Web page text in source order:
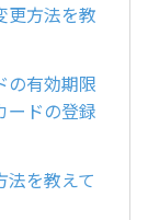
更方法を教
の有効期限
ードの登録
法を教えて